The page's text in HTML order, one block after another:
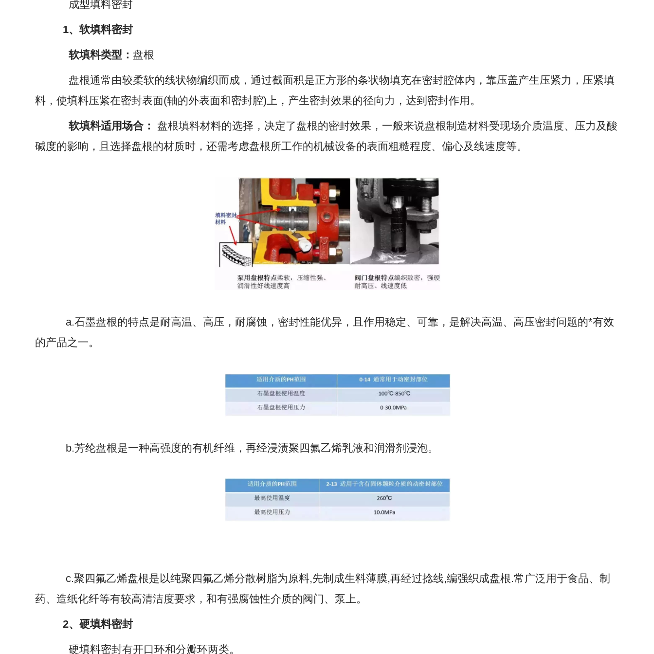
成型填料密封
1、软填料密封
软填料类型： 盘根
盘根通常由较柔软的线状物编织而成，通过截面积是正方形的条状物填充在密封腔体内，靠压盖产生压紧力，压紧填
料，使填料压紧在密封表面(轴的外表面和密封腔)上，产生密封效果的径向力，达到密封作用。
软填料适用场合： 盘根填料材料的选择，决定了盘根的密封效果，一般来说盘根制造材料受现场介质温度、压力及酸
碱度的影响，且选择盘根的材质时，还需考虑盘根所工作的机械设备的表面粗糙程度、偏心及线速度等。
a.石墨盘根的特点是耐高温、高压，耐腐蚀，密封性能优异，且作用稳定、可靠，是解决高温、高压密封问题的*有效
的产品之一。
b.芳纶盘根是一种高强度的有机纤维，再经浸渍聚四氟乙烯乳液和润滑剂浸泡。
c.聚四氟乙烯盘根是以纯聚四氟乙烯分散树脂为原料,先制成生料薄膜,再经过捻线,编强织成盘根.常广泛用于食品、制
药、造纸化纤等有较高清洁度要求，和有强腐蚀性介质的阀门、泵上。
2、硬填料密封
硬填料密封有开口环和分瓣环两类。